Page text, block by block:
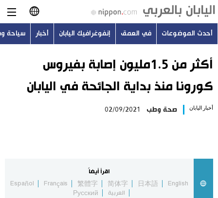
日本語
English
简体字
Русский
أحدث الموضوعات
أحدث الموضوعات في العمق إنفوغرافيك اليابان أخبار سياحة
أكثر من 1.5مليون إصابة بفيروس
كورونا منذ بداية الجائحة في اليابان
أخبار اليابان صحة وطب 02/09/2021
اقرأ أيضاً
English
日本語
简体字
繁體字
Français
Español
العربية
Русский